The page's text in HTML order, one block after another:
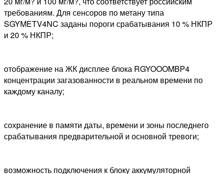
требованиям. Для сенсоров по метану типа
SGYMETV4NC заданы пороги срабатывания 10 % НКПР
и 20 % НКПР;
отображение на ЖК дисплее блока RGYOOOMBP4
концентрации загазованности в реальном времени по
каждому каналу;
сохранение в памяти даты, времени и зоны последнего
срабатывания предварительной и основной тревоги;
возможность подключения к блоку аккумуляторной